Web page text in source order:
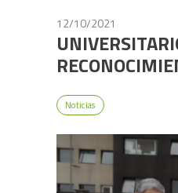
12/10/2021
Noticias